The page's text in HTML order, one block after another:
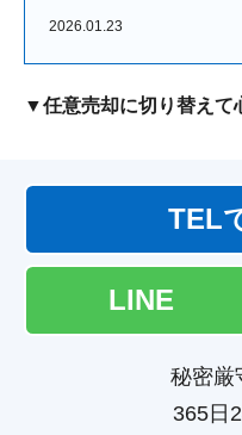
2026.01.23
▼任意売却に切り替えて
TEL
LINE
秘密厳
365日